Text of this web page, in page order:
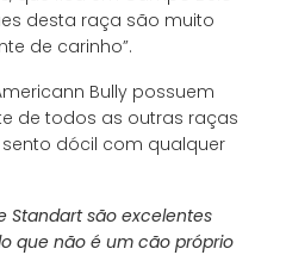
desta raça são muito
de carinho”.
Bully possuem
de todos as outras raças
dócil com qualquer
Standart são excelentes
que não é um cão próprio